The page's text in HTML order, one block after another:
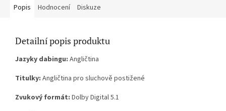
Popis Hodnocení Diskuze
Detailní popis produktu
Jazyky dabingu: Angličtina
Titulky: Angličtina pro sluchově postižené
Zvukový formát: Dolby Digital 5.1